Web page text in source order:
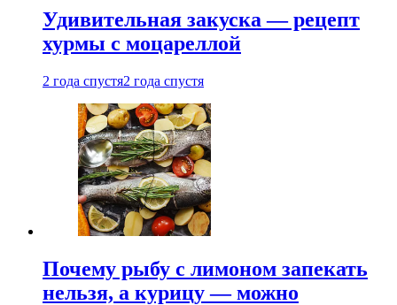
Удивительная закуска — рецепт
хурмы с моцареллой
2 года спустя2 года спустя
Почему рыбу с лимоном запекать
нельзя, а курицу — можно